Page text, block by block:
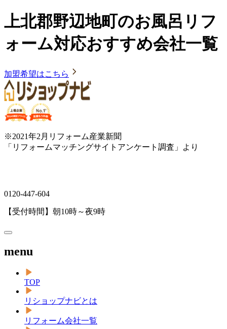
上北郡野辺地町のお風呂リフ
ォーム対応おすすめ会社一覧
加盟希望はこちら
※2021年2月リフォーム産業新聞
「リフォームマッチングサイトアンケート調査」より
0120-447-604
【受付時間】朝10時～夜9時
menu
TOP
リショップナビとは
リフォーム会社一覧